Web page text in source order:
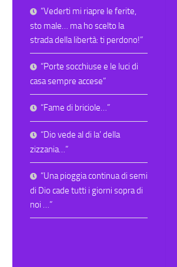
“Vederti mi riapre le ferite,
sto male… ma ho scelto la
strada della libertà: ti perdono!”
“Porte socchiuse e le luci di
casa sempre accese”
“Fame di briciole…”
“Dio vede al di la’ della
zizzania…”
“Una pioggia continua di semi
di Dio cade tutti i giorni sopra di
noi …”